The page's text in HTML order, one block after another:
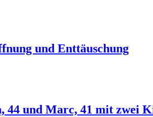
und Enttäuschung
44 und Marc, 41 mit zwei